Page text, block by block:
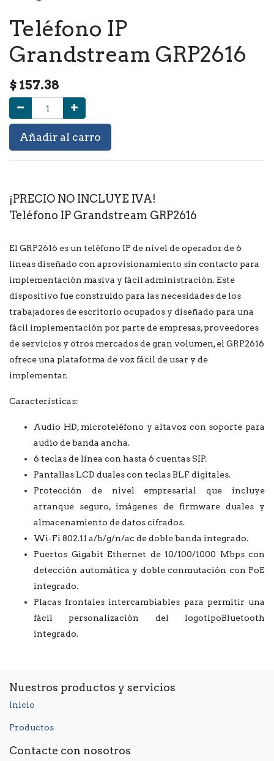
Teléfono IP
Grandstream GRP2616
$ 157.38
Añadir al carro
¡PRECIO NO INCLUYE IVA!
Teléfono IP Grandstream GRP2616
El GRP2616 es un teléfono IP de nivel de operador de 6
líneas diseñado con aprovisionamiento sin contacto para
implementación masiva y fácil administración. Este
dispositivo fue construido para las necesidades de los
trabajadores de escritorio ocupados y diseñado para una
fácil implementación por parte de empresas, proveedores
de servicios y otros mercados de gran volumen, el GRP2616
ofrece una plataforma de voz fácil de usar y de
implementar.
Características:
Audio HD, microteléfono y altavoz con soporte para
audio de banda ancha.
6 teclas de línea con hasta 6 cuentas SIP.
Pantallas LCD duales con teclas BLF digitales.
Protección de nivel empresarial que incluye
arranque seguro, imágenes de firmware duales y
almacenamiento de datos cifrados.
Wi-Fi 802.11 a/b/g/n/ac de doble banda integrado.
Puertos Gigabit Ethernet de 10/100/1000 Mbps con
detección automática y doble conmutación con PoE
integrado.
Placas frontales intercambiables para permitir una
fácil personalización del logotipoBluetooth
integrado.
Nuestros productos y servicios
Inicio
Productos
Contacte con nosotros